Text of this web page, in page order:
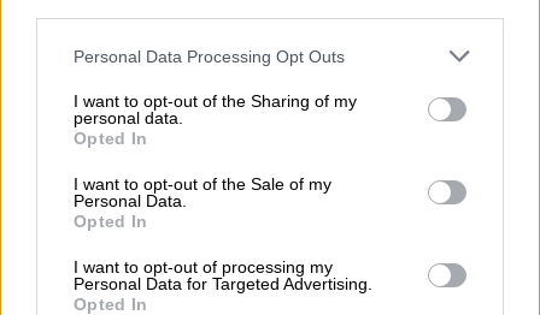
Please note that this website/app uses one or more Google
not limited to your visit or usage behaviour. You may click to
grant or deny consent to Google and its third-party tags to
use your data for below specified purposes in below Google
consent section.
Personal Data Processing Opt Outs
I want to opt-out of the Sharing of my
personal data.
Opted In
I want to opt-out of the Sale of my
Personal Data.
Opted In
I want to opt-out of processing my
Personal Data for Targeted Advertising.
Opted In
Φρίκη στον Βύρωνα: Γνωστή
ηθοποιός επιτέθηκε με κατσαβίδι σε
30χρονο
Ελλάδα|26.06.2025 17:38
Γυναικοκτονία στην Αμφιλοχία: Ο
τσακωμός του 54χρονο με την
κουμπάρα του για το κινητό της πριν